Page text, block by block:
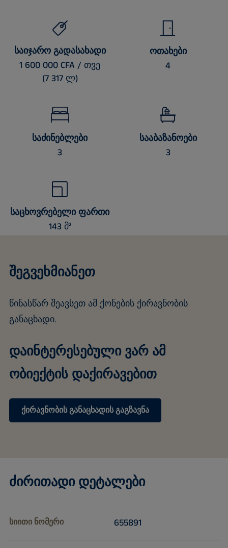
ᲡᲐᲘᲯᲐᲠᲝ ᲒᲐᲓᲐᲡᲐᲮᲐᲓᲘ
1 600 000 CFA / თვე
(7 317 ლ)
ᲝᲗᲐᲮᲔᲑᲘ
4
ᲡᲐᲫᲘᲜᲔᲑᲚᲔᲑᲘ
3
ᲡᲐᲐᲑᲐᲖᲐᲜᲝᲔᲑᲘ
3
ᲡᲐᲪᲮᲝᲕᲠᲔᲑᲔᲚᲘ ᲤᲐᲠᲗᲘ
143 მ²
შეგვეხმიანეთ
წინასწარ შეავსეთ ამ ქონების ქირავნობის
განაცხადი.
დაინტერესებული ვარ ამ
ობიექტის დაქირავებით
ქირავნობის განაცხადის გაგზავნა
ძირითადი დეტალები
სიითი ნომერი 655891